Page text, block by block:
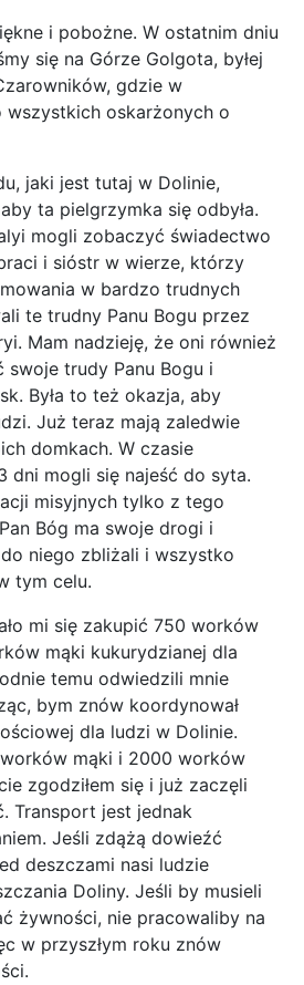
i pobożne. W ostatnim dniu
się na Górze Golgota, byłej
gdzie w
wszystkich oskarżonych o
jaki jest tutaj w Dolinie,
ta pielgrzymka się odbyła.
mogli zobaczyć świadectwo
i sióstr w wierze, którzy
w bardzo trudnych
te trudny Panu Bogu przez
Mam nadzieję, że oni również
trudy Panu Bogu i
Była to też okazja, aby
Już teraz mają zaledwie
domkach. W czasie
dni mogli się najeść do syta.
misyjnych tylko z tego
Bóg ma swoje drogi i
niego zbliżali i wszystko
tym celu.
mi się zakupić 750 worków
mąki kukurydzianej dla
temu odwiedzili mnie
bym znów koordynował
dla ludzi w Dolinie.
mąki i 2000 worków
zgodziłem się i już zaczęli
Transport jest jednak
Jeśli zdążą dowieźć
deszczami nasi ludzie
Doliny. Jeśli by musieli
żywności, nie pracowaliby na
w przyszłym roku znów